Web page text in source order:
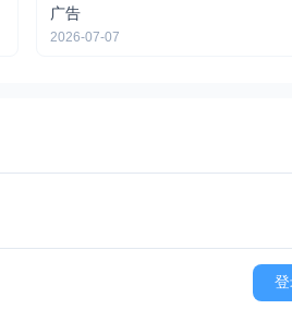
广告
2026-07-07